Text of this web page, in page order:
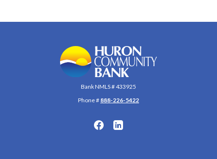
Huron Community Bank
Bank NMLS # 433925
Phone # 888-226-5422